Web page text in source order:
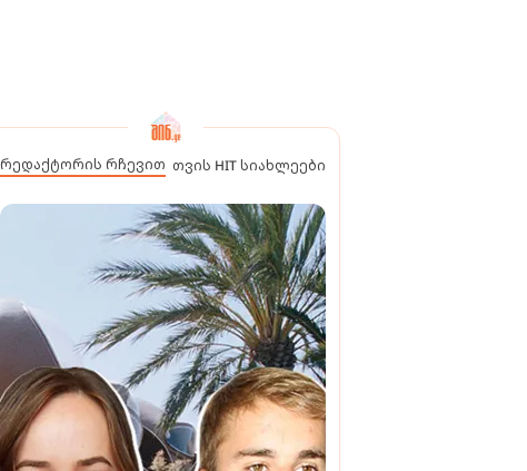
რედაქტორის რჩევით თვის HIT სიახლეები